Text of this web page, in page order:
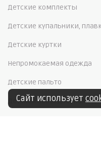
Детские комплекты
Детские купальники,
Детские куртки
Непромокаемая одежда
Детские пальто
Детская повседневная
Сайт использует